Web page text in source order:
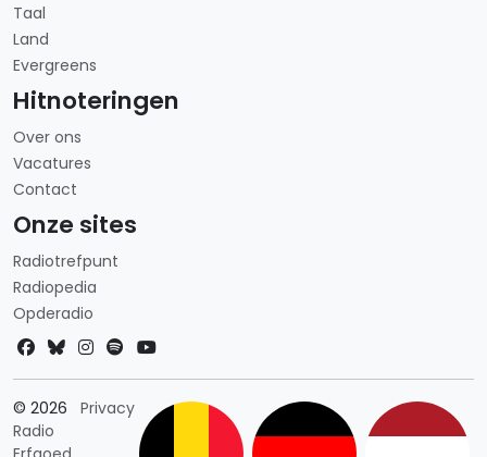
Taal
Land
Evergreens
Hitnoteringen
Over ons
Vacatures
Contact
Onze sites
Radiotrefpunt
Radiopedia
Opderadio
© 2026
Radio
PrivacyLandkeuze